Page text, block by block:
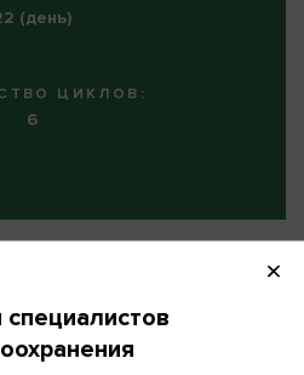
(день)
ЦИКЛОВ:
6
≥60 мл/мин.):